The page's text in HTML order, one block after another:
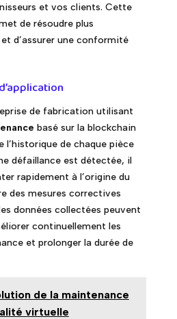
et vos clients. Cette
de résoudre plus
d’assurer une conformité
de fabrication utilisant
basé sur la blockchain
de chaque pièce
défaillance est détectée, il
rapidement à l’origine du
des mesures correctives
données collectées peuvent
continuellement les
et prolonger la durée de
de la maintenance
virtuelle